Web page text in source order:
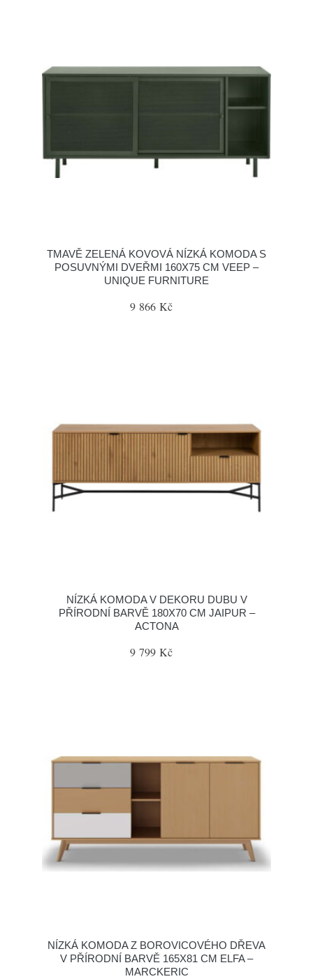
TMAVĚ ZELENÁ KOVOVÁ NÍZKÁ KOMODA S
POSUVNÝMI DVEŘMI 160X75 CM VEEP –
UNIQUE FURNITURE
9 866 Kč
NÍZKÁ KOMODA V DEKORU DUBU V
PŘÍRODNÍ BARVĚ 180X70 CM JAIPUR –
ACTONA
9 799 Kč
NÍZKÁ KOMODA Z BOROVICOVÉHO DŘEVA
V PŘÍRODNÍ BARVĚ 165X81 CM ELFA –
MARCKERIC